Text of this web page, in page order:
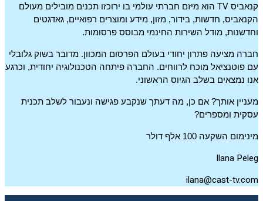
קנאביס TV הוא מיזם חברתי עולמי בו ירוכזו תכנים מובילים מעולם
הקנאביס, חדשות, בידור, מזון, מידע ומוצרים רפואיים, גאדגטים
וחדשנות, מודל השירות החינמי מבוסס פרסומות.
חברה מציעה פתרון יחודי בעולם הפרסום המכוון. מדובר בשוק גלובלי
עם פוטנציאל מוכח לרווחים. החברה פיתחה הטכנולוגיה יחודית, וכרגע
אנו נמצאים בשלב הגיוס הראשוני.
מעניין אותך? אם כן, מה דעתך שנקבע פגישה ונעבור לשלב תכנית
עסקית ומספרים?
מינימום השקעה 100 אלף דולר
Ilana Peleg
ilana@cast-tv.com